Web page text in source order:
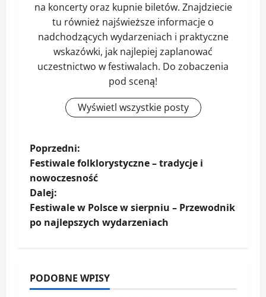
na koncerty oraz kupnie biletów. Znajdziecie
tu również najświeższe informacje o
nadchodzących wydarzeniach i praktyczne
wskazówki, jak najlepiej zaplanować
uczestnictwo w festiwalach. Do zobaczenia
pod sceną!
Wyświetl wszystkie posty
Z
o
b
a
z
Poprzedni:
Festiwale folklorystyczne – tradycje i
nowoczesność
Dalej:
Festiwale w Polsce w sierpniu – Przewodnik
po najlepszych wydarzeniach
PODOBNE WPISY